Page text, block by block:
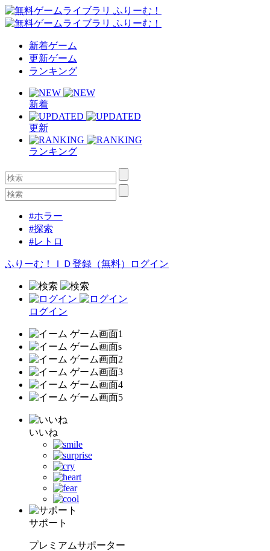
新着ゲーム
更新ゲーム
ランキング
新着
更新
ランキング
#ホラー
#探索
#レトロ
ふりーむ！ＩＤ登録（無料） ログイン
ログイン
いいね
サポート
プレミアムサポーター